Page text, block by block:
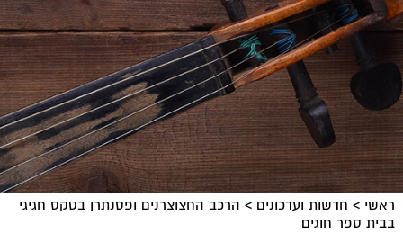
ראשי > חדשות ועדכונים > הרכב החצוצרנים ופסנתרן בטקס חגיגי
בבית ספר חוגים